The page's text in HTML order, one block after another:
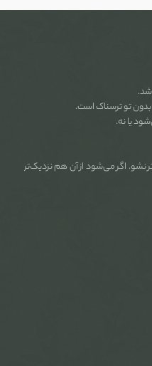
تو ترسناک است.
یا نه.
نشو. اگر می‌شود از آن هم نزدیک‌تر